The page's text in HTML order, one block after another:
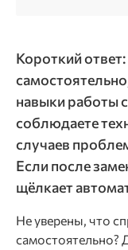
Короткий
навыки работы
соблюдаете
случаев
Если после
щёлкает
Не уверены, что
самостоятельно?